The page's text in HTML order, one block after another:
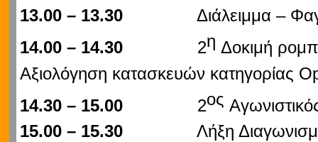
13.00 – 13.30Διάλειμμα –
14.00 – 14.302η Δοκιμή
Αξιολόγηση κατασκευών κατηγορίας
14.30 – 15.002ος
15.00 – 15.30Λήξη